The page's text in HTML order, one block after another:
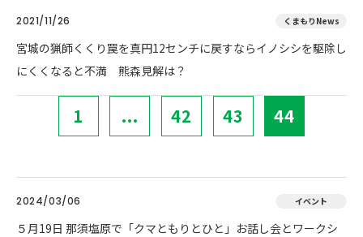
2021/11/26 くまもりNews
宮城の猟師くくり罠を真円12センチに戻すならイノシシを駆除し
にくくなると不満 熊森見解は？
1 ... 42 43 44
2024/03/06 イベント
５月19日 那須塩原で「クマともりとひと」お話し会とワークシ